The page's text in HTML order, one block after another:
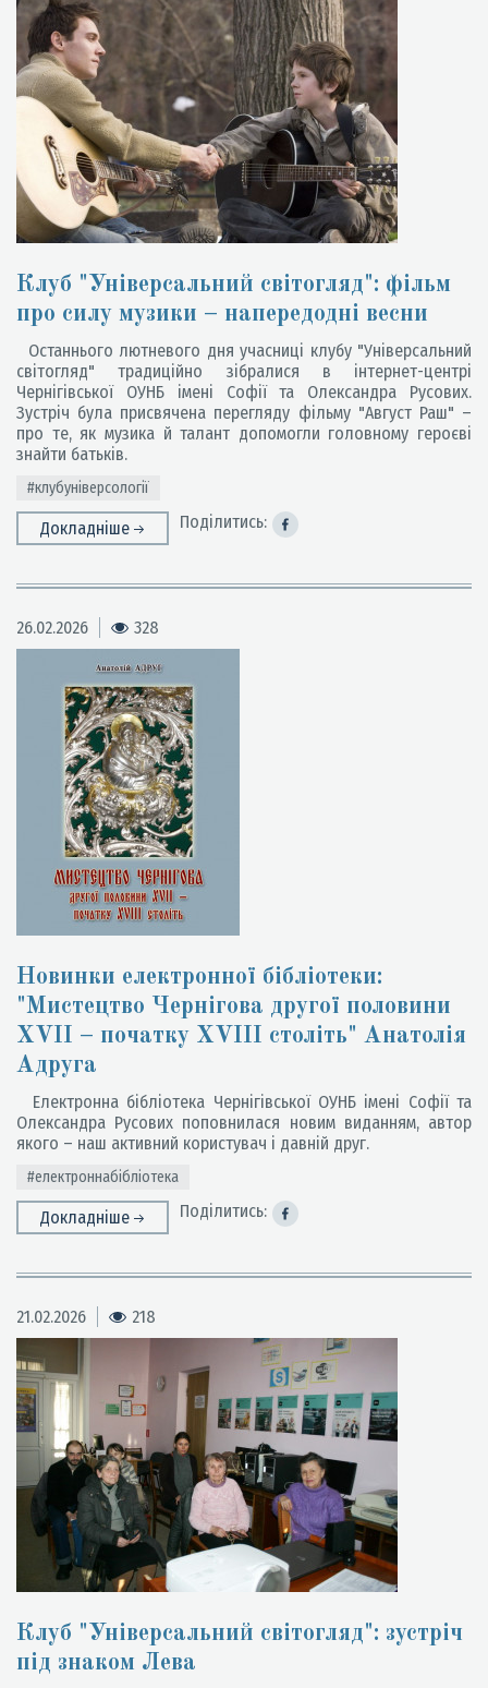
Клуб "Універсальний світогляд": фільм
про силу музики – напередодні весни
Останнього лютневого дня учасниці клубу "Універсальний
світогляд" традиційно зібралися в інтернет-центрі
Чернігівської ОУНБ імені Софії та Олександра Русових.
Зустріч була присвячена перегляду фільму "Август Раш" –
про те, як музика й талант допомогли головному героєві
знайти батьків.
#клубуніверсології
Докладніше Поділитись:
26.02.2026 328
Новинки електронної бібліотеки:
"Мистецтво Чернігова другої половини
XVII – початку XVIII століть" Анатолія
Адруга
Електронна бібліотека Чернігівської ОУНБ імені Софії та
Олександра Русових поповнилася новим виданням, автор
якого – наш активний користувач і давній друг.
#електроннабібліотека
Докладніше Поділитись:
21.02.2026 218
Клуб "Універсальний світогляд": зустріч
під знаком Лева